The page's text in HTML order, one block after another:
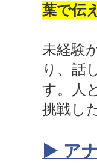
葉で伝
未経験
り、話
す。人
挑戦し
▶ ア